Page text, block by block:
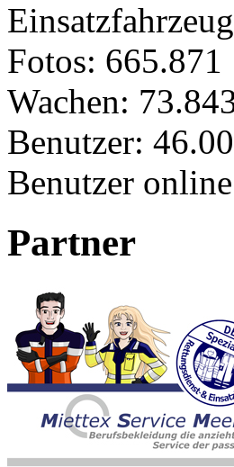
Fotos: 665.871
Wachen:
Benutzer:
Benutzer
Partner